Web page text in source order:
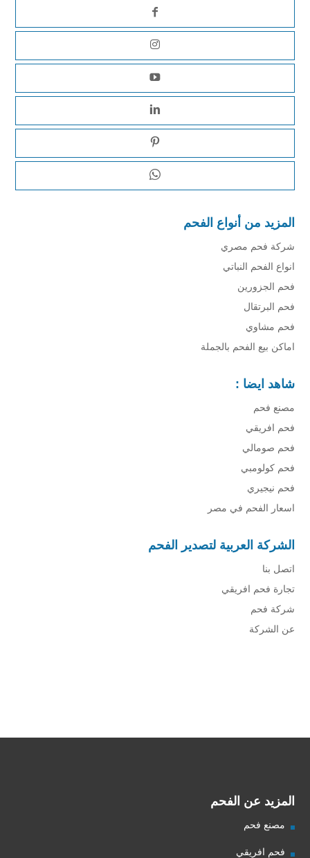
المزيد من أنواع الفحم
شركة فحم مصري
انواع الفحم النباتي
فحم الجزورين
فحم البرتقال
فحم مشاوي
اماكن بيع الفحم بالجملة
شاهد ايضا :
مصنع فحم
فحم افريقي
فحم صومالي
فحم كولومبي
فحم نيجيري
اسعار الفحم في مصر
الشركة العربية لتصدير الفحم
اتصل بنا
تجارة فحم افريقي
شركة فحم
عن الشركة
المزيد عن الفحم
مصنع فحم
فحم افريقي